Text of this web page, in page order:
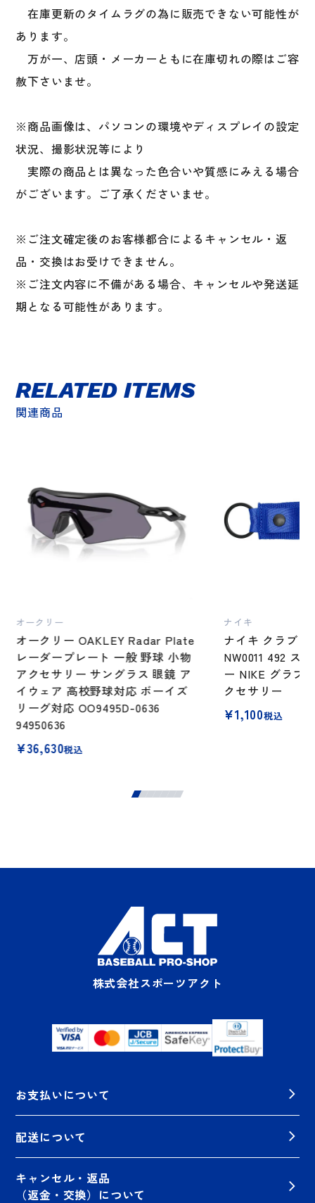
在庫更新のタイムラグの為に販売できない可能性が
あります。
万が一、店頭・メーカーともに在庫切れの際はご容
赦下さいませ。
※商品画像は、パソコンの環境やディスプレイの設定
状況、撮影状況等により
実際の商品とは異なった色合いや質感にみえる場合
がございます。ご了承くださいませ。
※ご注文確定後のお客様都合によるキャンセル・返
品・交換はお受けできません。
※ご注文内容に不備がある場合、キャンセルや発送延
期となる可能性があります。
関連商品
RELATED ITEMS
オークリー
オークリー OAKLEY Radar Plate
レーダープレート 一般 野球 小物
アクセサリー サングラス 眼鏡 ア
イウェア 高校野球対応 ボーイズ
リーグ対応 OO9495D-0636
94950636
¥36,630税込
ナイキ
ナイキ クラブ
NW0011 492 ス
ー NIKE グラブ
クセサリー
¥1,100税込
株式会社スポーツアクト
お支払いについて
配送について
キャンセル・返品
（返金・交換）について